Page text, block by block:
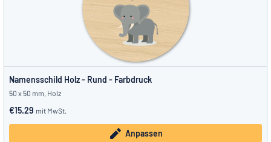
Namensschild Holz - Rund - Farbdruck
50 x 50 mm, Holz
€15.29 mit MwSt.
Anpassen